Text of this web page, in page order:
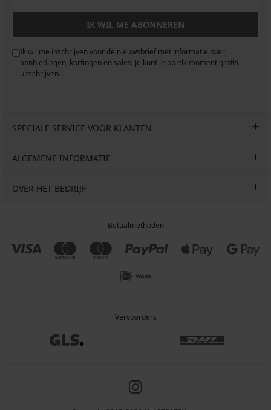
IK WIL ME ABONNEREN
Ik wil me inschrijven voor de nieuwsbrief met informatie over
aanbiedingen, kortingen en sales. Je kunt je op elk moment gratis
uitschrijven.
SPECIALE SERVICE VOOR KLANTEN
ALGEMENE INFORMATIE
OVER HET BEDRIJF
Betaalmethoden
Vervoerders